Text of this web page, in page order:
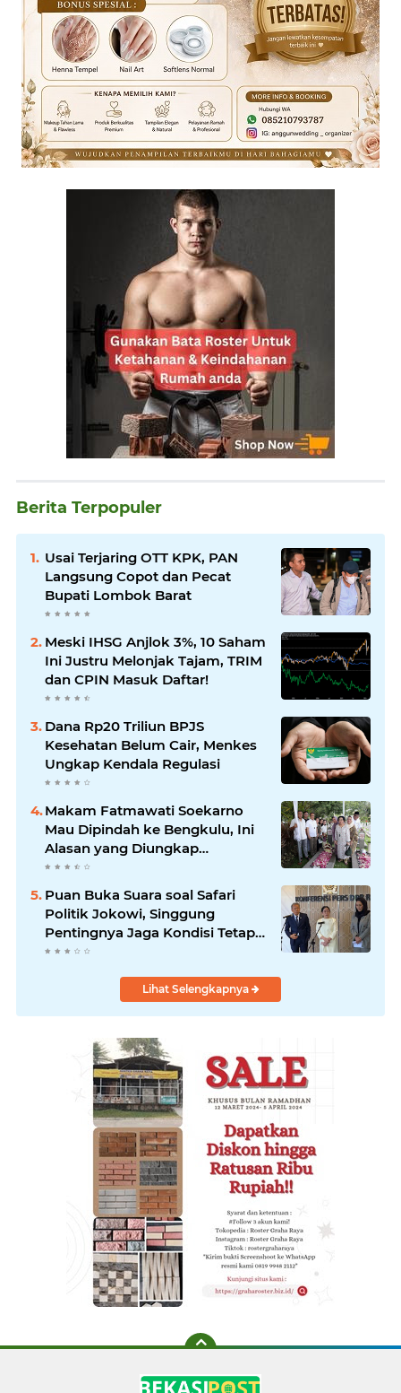
Berita Terpopuler
Usai Terjaring OTT KPK, PAN
Langsung Copot dan Pecat
Bupati Lombok Barat
Meski IHSG Anjlok 3%, 10 Saham
Ini Justru Melonjak Tajam, TRIM
dan CPIN Masuk Daftar!
Dana Rp20 Triliun BPJS
Kesehatan Belum Cair, Menkes
Ungkap Kendala Regulasi
Makam Fatmawati Soekarno
Mau Dipindah ke Bengkulu, Ini
Alasan yang Diungkap
Gubernur
Puan Buka Suara soal Safari
Politik Jokowi, Singgung
Pentingnya Jaga Kondisi Tetap
Adem
Lihat Selengkapnya